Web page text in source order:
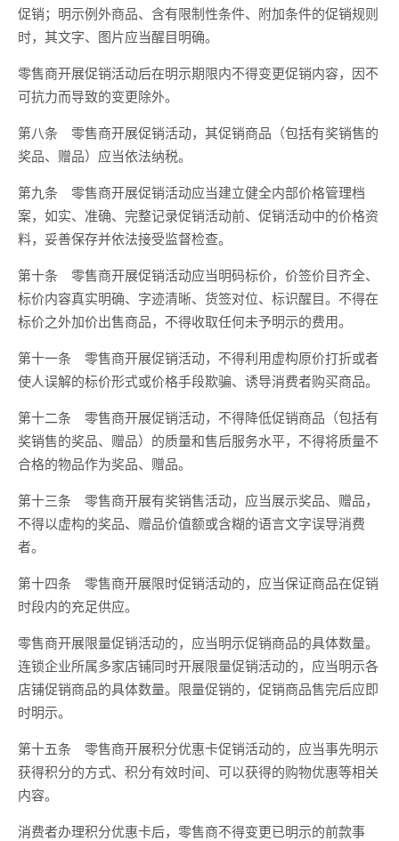
促销；明示例外商品、含有限制性条件、附加条件的促销规则
时，其文字、图片应当醒目明确。
零售商开展促销活动后在明示期限内不得变更促销内容，因不
可抗力而导致的变更除外。
第八条 零售商开展促销活动，其促销商品（包括有奖销售的
奖品、赠品）应当依法纳税。
第九条 零售商开展促销活动应当建立健全内部价格管理档
案，如实、准确、完整记录促销活动前、促销活动中的价格资
料，妥善保存并依法接受监督检查。
第十条 零售商开展促销活动应当明码标价，价签价目齐全、
标价内容真实明确、字迹清晰、货签对位、标识醒目。不得在
标价之外加价出售商品，不得收取任何未予明示的费用。
第十一条 零售商开展促销活动，不得利用虚构原价打折或者
使人误解的标价形式或价格手段欺骗、诱导消费者购买商品。
第十二条 零售商开展促销活动，不得降低促销商品（包括有
奖销售的奖品、赠品）的质量和售后服务水平，不得将质量不
合格的物品作为奖品、赠品。
第十三条 零售商开展有奖销售活动，应当展示奖品、赠品，
不得以虚构的奖品、赠品价值额或含糊的语言文字误导消费
者。
第十四条 零售商开展限时促销活动的，应当保证商品在促销
时段内的充足供应。
零售商开展限量促销活动的，应当明示促销商品的具体数量。
连锁企业所属多家店铺同时开展限量促销活动的，应当明示各
店铺促销商品的具体数量。限量促销的，促销商品售完后应即
时明示。
第十五条 零售商开展积分优惠卡促销活动的，应当事先明示
获得积分的方式、积分有效时间、可以获得的购物优惠等相关
内容。
消费者办理积分优惠卡后，零售商不得变更已明示的前款事